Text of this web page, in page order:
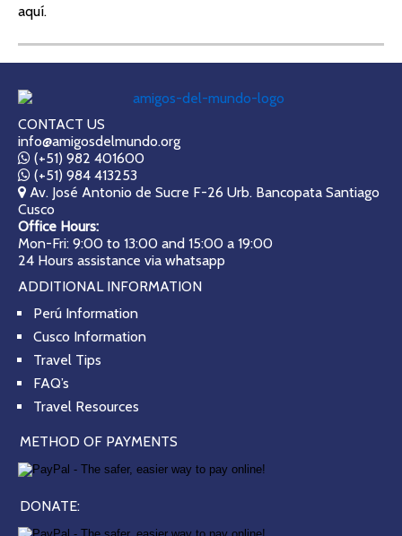
aquí.
CONTACT US
info@amigosdelmundo.org
(+51) 982 401600
(+51) 984 413253
Av. José Antonio de Sucre F-26 Urb. Bancopata Santiago
Cusco
Office Hours:
Mon-Fri: 9:00 to 13:00 and 15:00 a 19:00
24 Hours assistance via whatsapp
ADDITIONAL INFORMATION
Perú Information
Cusco Information
Travel Tips
FAQ’s
Travel Resources
METHOD OF PAYMENTS
DONATE: